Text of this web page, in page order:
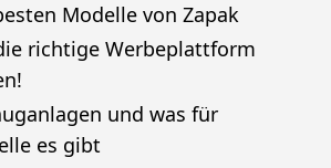
Modelle von Zapak
richtige Werbeplattform
und was für
es gibt